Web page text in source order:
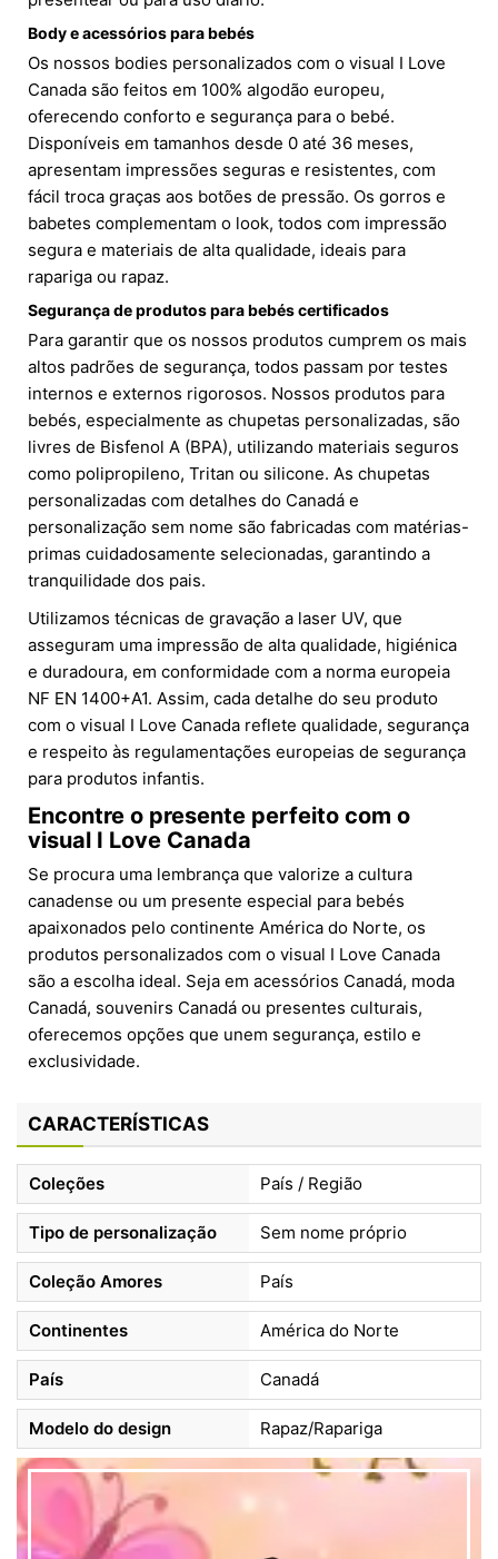
Body e acessórios para bebés
Os nossos bodies personalizados com o visual I Love
Canada são feitos em 100% algodão europeu,
oferecendo conforto e segurança para o bebé.
Disponíveis em tamanhos desde 0 até 36 meses,
apresentam impressões seguras e resistentes, com
fácil troca graças aos botões de pressão. Os gorros e
babetes complementam o look, todos com impressão
segura e materiais de alta qualidade, ideais para
rapariga ou rapaz.
Segurança de produtos para bebés certificados
Para garantir que os nossos produtos cumprem os mais
altos padrões de segurança, todos passam por testes
internos e externos rigorosos. Nossos produtos para
bebés, especialmente as chupetas personalizadas, são
livres de Bisfenol A (BPA), utilizando materiais seguros
como polipropileno, Tritan ou silicone. As chupetas
personalizadas com detalhes do Canadá e
personalização sem nome são fabricadas com matérias-
primas cuidadosamente selecionadas, garantindo a
tranquilidade dos pais.
Utilizamos técnicas de gravação a laser UV, que
asseguram uma impressão de alta qualidade, higiénica
e duradoura, em conformidade com a norma europeia
NF EN 1400+A1. Assim, cada detalhe do seu produto
com o visual I Love Canada reflete qualidade, segurança
e respeito às regulamentações europeias de segurança
para produtos infantis.
Encontre o presente perfeito com o
visual I Love Canada
Se procura uma lembrança que valorize a cultura
canadense ou um presente especial para bebés
apaixonados pelo continente América do Norte, os
produtos personalizados com o visual I Love Canada
são a escolha ideal. Seja em acessórios Canadá, moda
Canadá, souvenirs Canadá ou presentes culturais,
oferecemos opções que unem segurança, estilo e
exclusividade.
CARACTERÍSTICAS
Coleções País / Região
Tipo de personalização Sem nome próprio
Coleção Amores País
Continentes América do Norte
País Canadá
Modelo do design Rapaz/Rapariga